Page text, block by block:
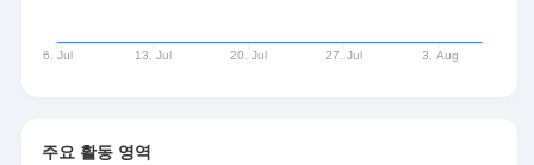
주요 활동 영역